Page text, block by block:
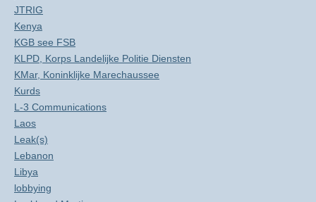
JTRIG
Kenya
KGB see FSB
KLPD, Korps Landelijke Politie Diensten
KMar, Koninklijke Marechaussee
Kurds
L-3 Communications
Laos
Leak(s)
Lebanon
Libya
lobbying